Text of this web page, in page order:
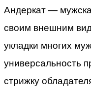
Андеркат —
своим внешним
укладки многих
универсальность
стрижку